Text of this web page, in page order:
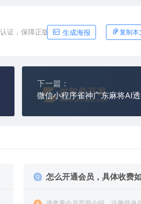
证，保障正版软件平台生成海报 复制本
下一篇：
怎么开通会员，具体收费